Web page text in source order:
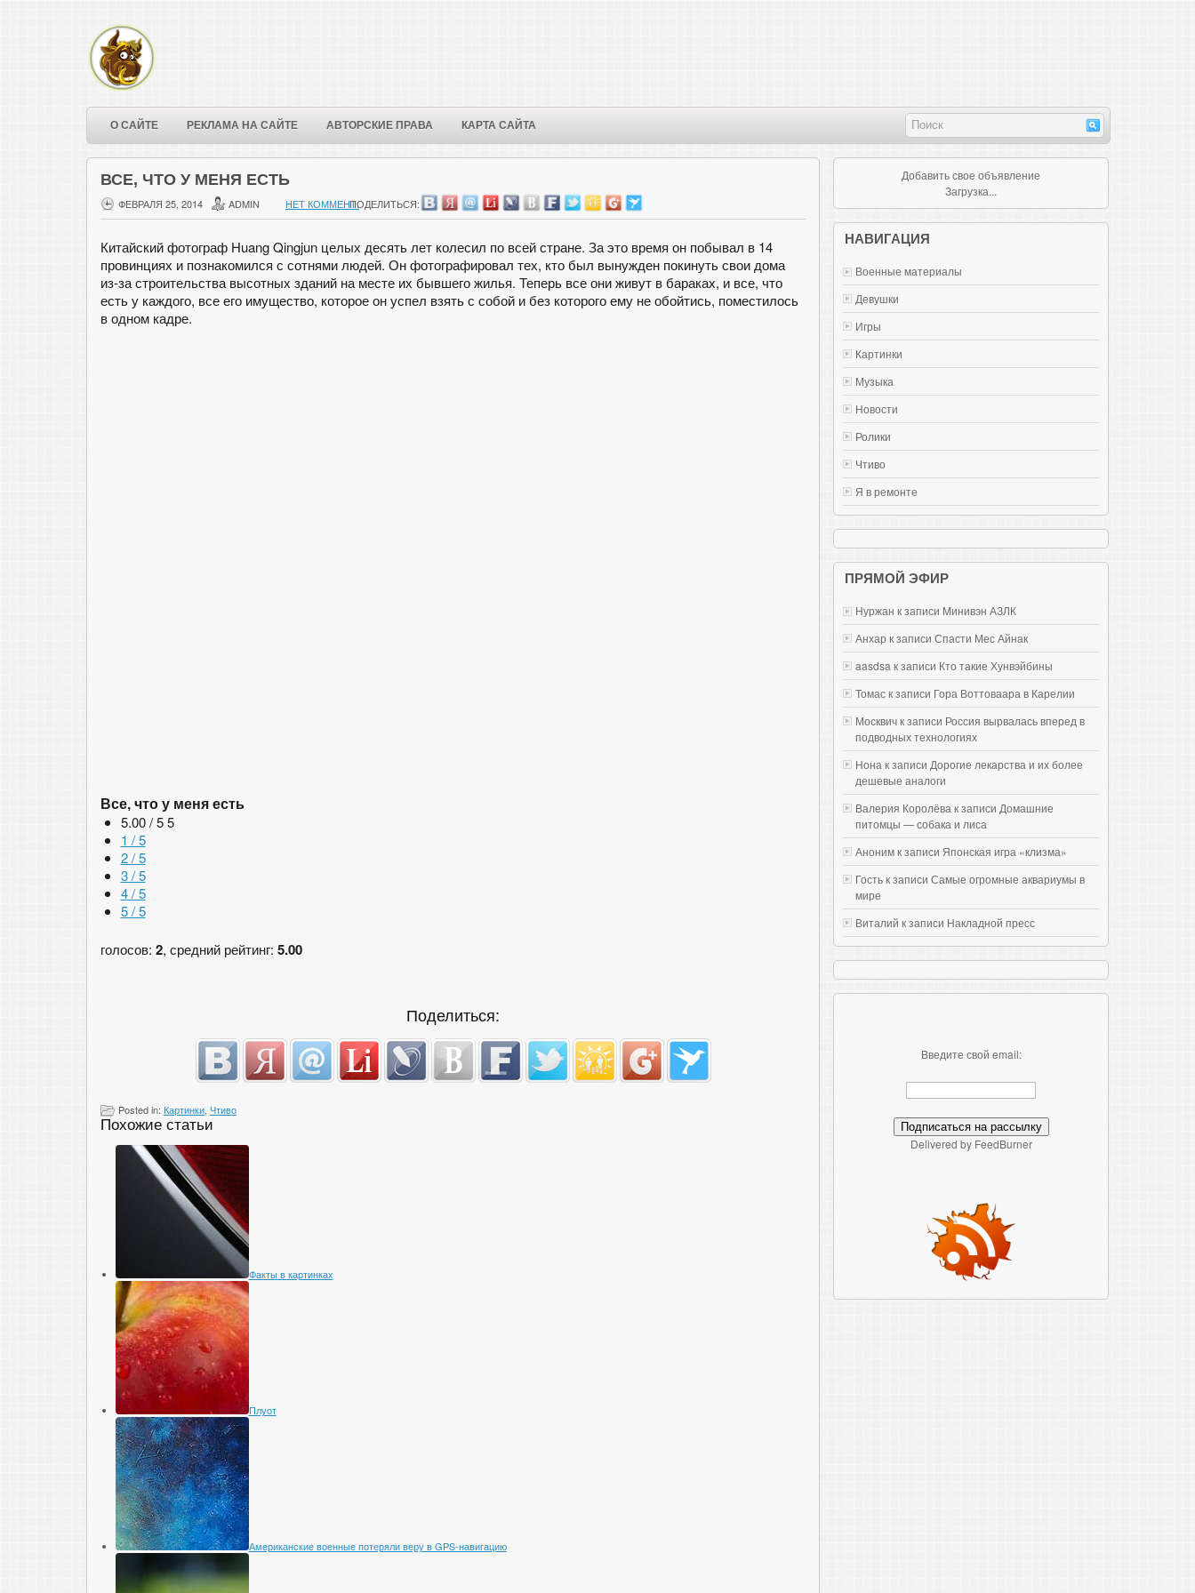
О САЙТЕ РЕКЛАМА НА САЙТЕ АВТОРСКИЕ ПРАВА КАРТА САЙТА
ВСЕ, ЧТО У МЕНЯ ЕСТЬ
ФЕВРАЛЯ 25, 2014 ADMIN НЕТ КОММЕНТ.ПОДЕЛИТЬСЯ:
Китайский фотограф Huang Qingjun целых десять лет колесил по всей стране. За это время он побывал в 14
провинциях и познакомился с сотнями людей. Он фотографировал тех, кто был вынужден покинуть свои дома
из-за строительства высотных зданий на месте их бывшего жилья. Теперь все они живут в бараках, и все, что
есть у каждого, все его имущество, которое он успел взять с собой и без которого ему не обойтись, поместилось
в одном кадре.
Все, что у меня есть
5.00 / 5 5
1 / 5
2 / 5
3 / 5
4 / 5
5 / 5
голосов: 2, средний рейтинг: 5.00
Поделиться:
Posted in: Картинки Чтиво
Похожие статьи
Факты в картинках
Плуот
Американские военные потеряли веру в GPS-навигацию
Добавить свое объявление
Загрузка...
НАВИГАЦИЯ
Военные материалы
Девушки
Игры
Картинки
Музыка
Новости
Ролики
Чтиво
Я в ремонте
ПРЯМОЙ ЭФИР
Нуржан к записи Mинивэн АЗЛК
Анхар к записи Спасти Мес Айнак
aasdsa к записи Кто такие Хунвэйбины
Томас к записи Гора Воттоваара в Карелии
Москвич к записи Россия вырвалась вперед в
подводных технологиях
Нона к записи Дорогие лекарства и их более
дешевые аналоги
Валерия Королёва к записи Домашние
питомцы — собака и лиса
Аноним к записи Японская игра «клизма»
Гость к записи Самые огромные аквариумы в
мире
Виталий к записи Накладной пресс
Введите свой email:
Delivered by FeedBurner